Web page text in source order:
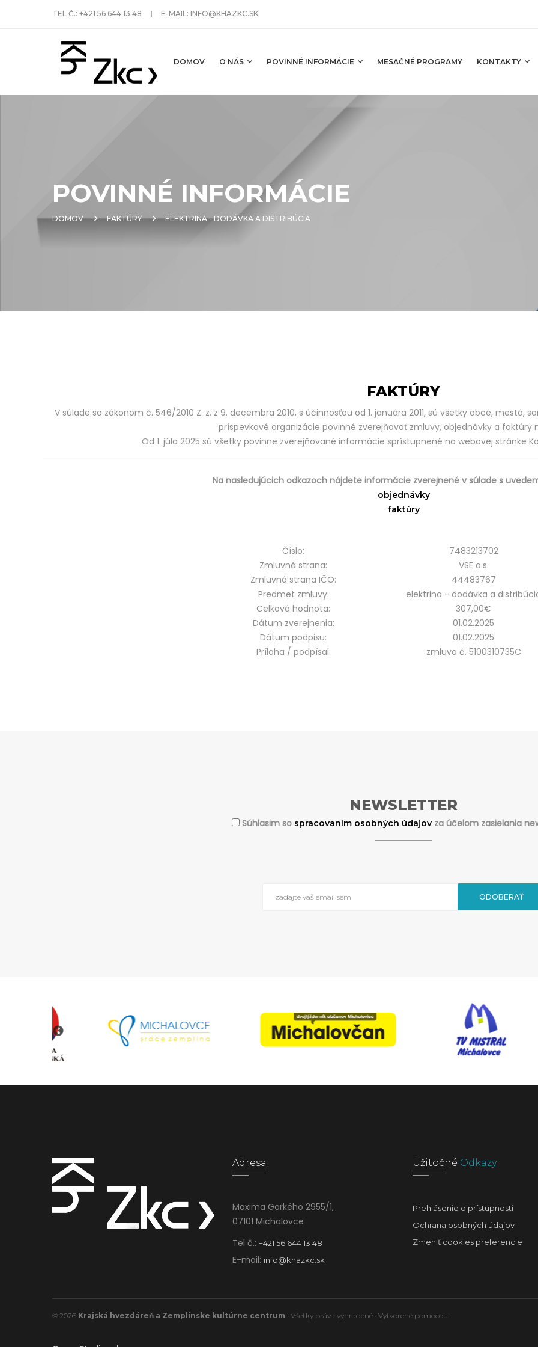
TEL Č.: +421 56 644 13 48 E-MAIL: INFO@KHAZKC.SK
DOMOV O NÁS POVINNÉ INFORMÁCIE MESAČNÉ PROGRAMY KONTAKTY
POVINNÉ INFORMÁCIE
DOMOV FAKTÚRY ELEKTRINA - DODÁVKA A DISTRIBÚCIA
FAKTÚRY
V súlade so zákonom č. 546/2010 Z. z. z 9. decembra 2010, s účinnosťou od 1. januára 2011, sú všetky obce,
príspevkové organizácie povinné zverejňovať zmluvy, objednávky a faktúry
Od 1. júla 2025 sú všetky povinne zverejňované informácie sprístupnené na webovej stránke
Na nasledujúcich odkazoch nájdete informácie zverejnené v súlade s
objednávky
faktúry
Číslo:
7483213702
Zmluvná strana:
VSE a.s.
Zmluvná strana IČO:
44483767
Predmet zmluvy:
elektrina - dodávka a
Celková hodnota:
307,00€
Dátum zverejnenia:
01.02.2025
Dátum podpisu:
01.02.2025
Príloha / podpísal:
zmluva č. 5100310735C
NEWSLETTER
Súhlasim so spracovaním osobných údajov za účelom zasielania
ODOBERAŤ
Adresa
Maxima Gorkého 2955/1,
07101 Michalovce
Tel č.: +421 56 644 13 48
E-mail: info@khazkc.sk
Užitočné Odkazy
Prehlásenie o prístupnosti
Ochrana osobných údajov
Zmeniť cookies preferencie
© 2026 Krajská hvezdáreň a Zemplínske kultúrne centrum • Všetky práva vyhradené • Vytvorené pomocou